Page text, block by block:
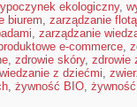
ekologiczny,
biurem, zarządzanie flotą
, zarządzanie
e-commerce,
, zdrowie skóry, zdrowie
z dziećmi,
, żywność BIO,